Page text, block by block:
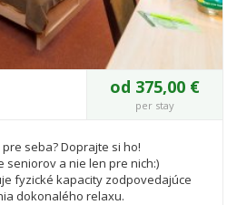
od 375,00 €
per stay
seba? Doprajte si ho!
seniorov a nie len pre nich:)
fyzické kapacity zodpovedajúce
dokonalého relaxu.